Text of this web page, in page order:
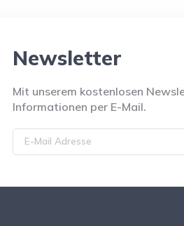
Newsletter
Mit unserem kostenlosen
Informationen per E-Mail.